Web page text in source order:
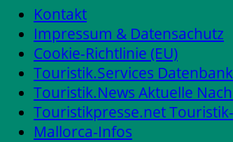
Kontakt
Impressum & Datensachutz
Cookie-Richtlinie (EU)
Touristik.Services
Touristik.News Aktuelle
Touristikpresse.net
Mallorca-Infos